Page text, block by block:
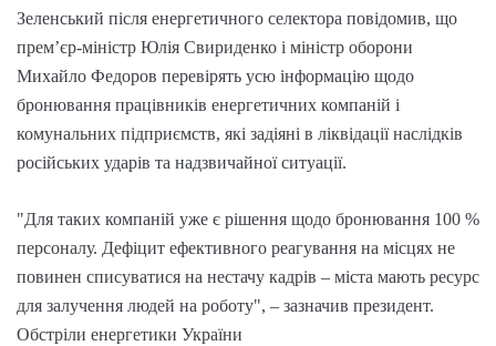
Зеленський після енергетичного селектора повідомив, що
прем’єр-міністр Юлія Свириденко і міністр оборони
Михайло Федоров перевірять усю інформацію щодо
бронювання працівників енергетичних компаній і
комунальних підприємств, які задіяні в ліквідації наслідків
російських ударів та надзвичайної ситуації.
"Для таких компаній уже є рішення щодо бронювання 100 %
персоналу. Дефіцит ефективного реагування на місцях не
повинен списуватися на нестачу кадрів – міста мають ресурс
для залучення людей на роботу", – зазначив президент.
Обстріли енергетики України